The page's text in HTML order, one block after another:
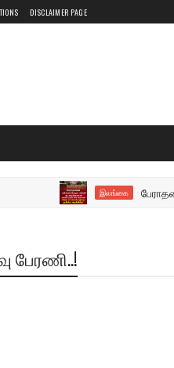
DISCLAIMER PAGE
இலங்கை பேராதனைப்
பேரணி..!